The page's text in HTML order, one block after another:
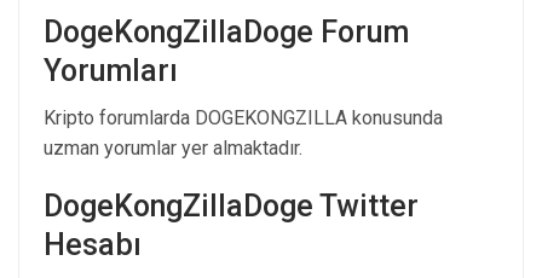
DogeKongZillaDoge Forum
Yorumları
Kripto forumlarda DOGEKONGZILLA konusunda
uzman yorumlar yer almaktadır.
DogeKongZillaDoge Twitter
Hesabı